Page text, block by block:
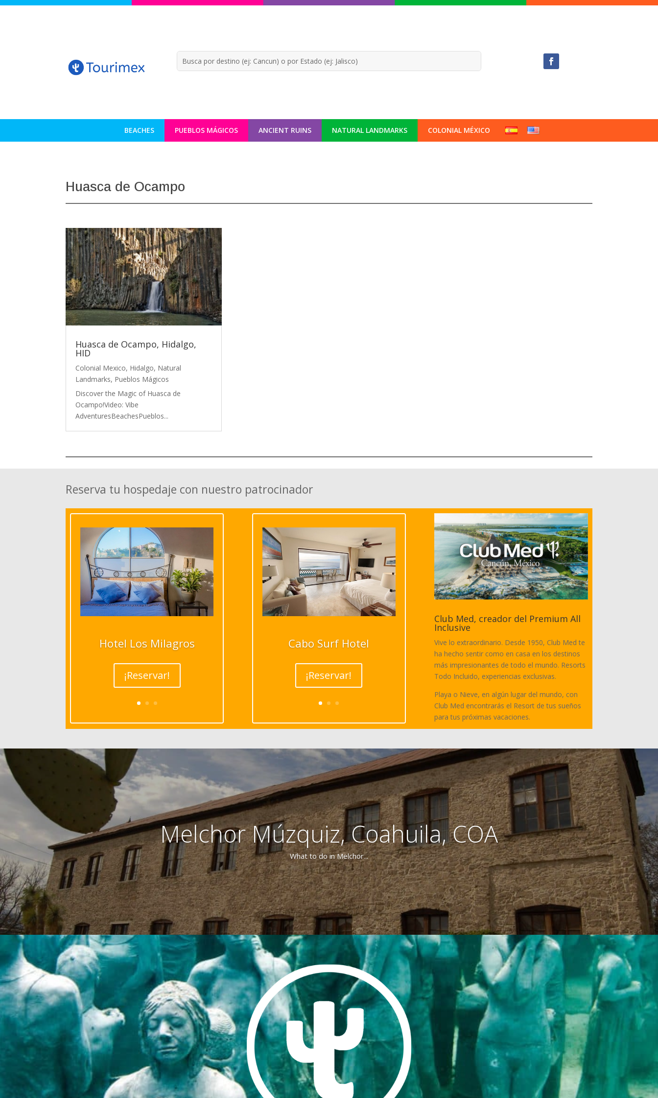
BEACHES PUEBLOS MÁGICOS ANCIENT RUINS NATURAL LANDMARKS COLONIAL MÉXICO
Huasca de Ocampo
Huasca de Ocampo, Hidalgo,
HID
Colonial Mexico, Hidalgo, Natural
Landmarks, Pueblos Mágicos
Discover the Magic of Huasca de
Ocampo!Video: Vibe
AdventuresBeachesPueblos...
Reserva tu hospedaje con nuestro patrocinador
Hotel Los Milagros
¡Reservar!
Cabo Surf Hotel
¡Reservar!
Club Med, creador del Premium All
Inclusive
Vive lo extraordinario. Desde 1950, Club Med te
ha hecho sentir como en casa en los destinos
más impresionantes de todo el mundo. Resorts
Todo Incluido, experiencias exclusivas.
Playa o Nieve, en algún lugar del mundo, con
Club Med encontrarás el Resort de tus sueños
para tus próximas vacaciones.
Melchor Múzquiz, Coahuila, COA
What to do in Melchor...